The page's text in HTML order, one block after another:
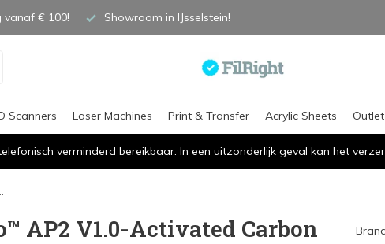
vanaf € 100! Showroom in IJsselstein!
Scanners Laser Machines Print & Transfer Acrylic Sheets Outlet
verminderd bereikbaar. In een uitzonderlijk geval kan het
AP2 V1.0-Activated Carbon